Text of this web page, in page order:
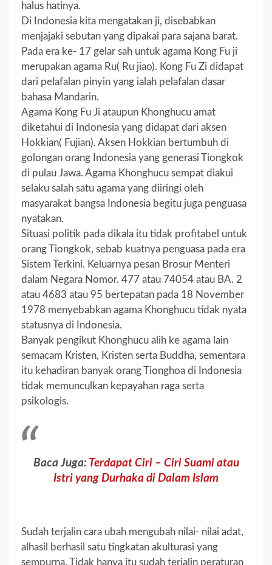
halus hatinya.
Di Indonesia kita mengatakan ji, disebabkan
menjajaki sebutan yang dipakai para sajana barat.
Pada era ke- 17 gelar sah untuk agama Kong Fu ji
merupakan agama Ru( Ru jiao). Kong Fu Zi didapat
dari pelafalan pinyin yang ialah pelafalan dasar
bahasa Mandarin.
Agama Kong Fu Ji ataupun Khonghucu amat
diketahui di Indonesia yang didapat dari aksen
Hokkian( Fujian). Aksen Hokkian bertumbuh di
golongan orang Indonesia yang generasi Tiongkok
di pulau Jawa. Agama Khonghucu sempat diakui
selaku salah satu agama yang diiringi oleh
masyarakat bangsa Indonesia begitu juga penguasa
nyatakan.
Situasi politik pada dikala itu tidak profitabel untuk
orang Tiongkok, sebab kuatnya penguasa pada era
Sistem Terkini. Keluarnya pesan Brosur Menteri
dalam Negara Nomor. 477 atau 74054 atau BA. 2
atau 4683 atau 95 bertepatan pada 18 November
1978 menyebabkan agama Khonghucu tidak nyata
statusnya di Indonesia.
Banyak pengikut Khonghucu alih ke agama lain
semacam Kristen, Kristen serta Buddha, sementara
itu kehadiran banyak orang Tionghoa di Indonesia
tidak memunculkan kepayahan raga serta
psikologis.
Baca Juga: Terdapat Ciri – Ciri Suami atau
Istri yang Durhaka di Dalam Islam
Sudah terjalin cara ubah mengubah nilai- nilai adat,
alhasil berhasil satu tingkatan akulturasi yang
sempurna. Tidak hanya itu sudah terjalin peraturan